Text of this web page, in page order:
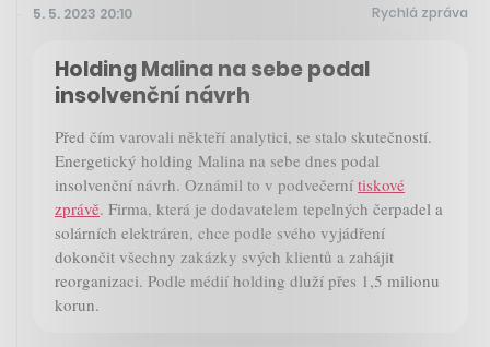
5. 5. 2023 20:10 Rychlá zpráva
Holding Malina na sebe podal
insolvenční návrh
Před čím varovali někteří analytici, se stalo skutečností.
Energetický holding Malina na sebe dnes podal
insolvenční návrh. Oznámil to v podvečerní tiskové
zprávě. Firma, která je dodavatelem tepelných čerpadel a
solárních elektráren, chce podle svého vyjádření
dokončit všechny zakázky svých klientů a zahájit
reorganizaci. Podle médií holding dluží přes 1,5 milionu
korun.